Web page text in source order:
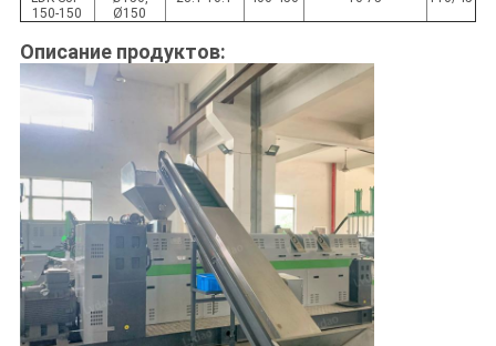
150-150
Ø150
Описание продуктов: